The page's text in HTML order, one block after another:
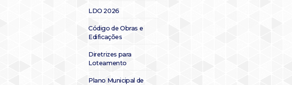
LDO 2026
Código de Obras e
Edificações
Diretrizes para
Loteamento
Plano Municipal de